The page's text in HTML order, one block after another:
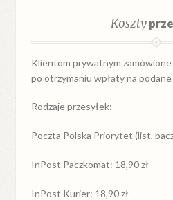
Koszty
Klientom prywatnym
po otrzymaniu wpłaty na
Rodzaje przesyłek:
Poczta Polska Priorytet (list,
InPost Paczkomat: 18,90 zł
InPost Kurier: 18,90 zł